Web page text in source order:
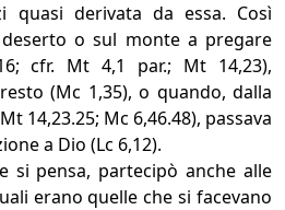
quasi derivata da essa. Così
o sul monte a pregare
cfr. Mt 4,1 par.; Mt 14,23),
(Mc 1,35), o quando, dalla
14,23.25; Mc 6,46.48), passava
a Dio (Lc 6,12).
si pensa, partecipò anche alle
erano quelle che si facevano